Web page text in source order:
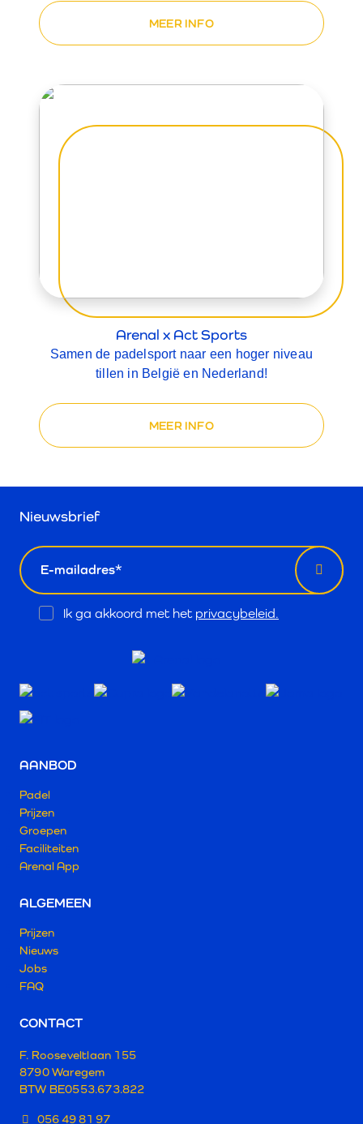
MEER INFO
Arenal x Act Sports
Samen de padelsport naar een hoger niveau
tillen in België en Nederland!
MEER INFO
Nieuwsbrief
email
Opt
Ik ga akkoord met het privacybeleid.
AANBOD
Padel
Prijzen
Groepen
Faciliteiten
Arenal App
ALGEMEEN
Prijzen
Nieuws
Jobs
FAQ
CONTACT
F. Rooseveltlaan 155
8790 Waregem
BTW BE0553.673.822
056 49 81 97